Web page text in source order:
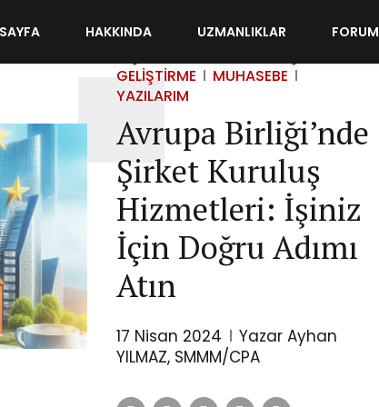
HAKKINDA UZMANLIKLAR FORUM
GELIŞTIRME
MUHASEBE
YAZILARIM
Avrupa Birliği’nde
Şirket Kuruluş
Hizmetleri: İşiniz
İçin Doğru Adımı
Atın
17 Nisan 2024
Yazar Ayhan
YILMAZ, SMMM/CPA